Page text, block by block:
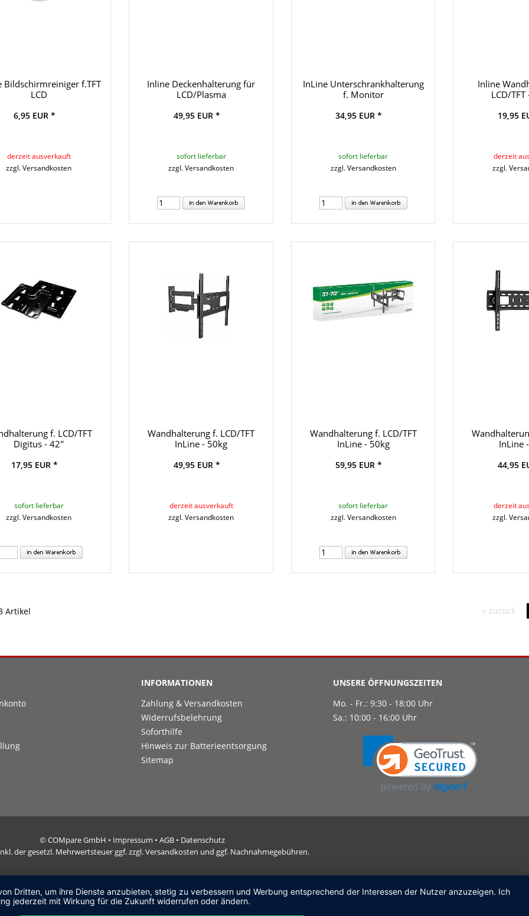
Bildschirmreiniger f.TFT
LCD
6,95 EUR *
derzeit ausverkauft
zzgl. Versandkosten
Inline Deckenhalterung für
LCD/Plasma
49,95 EUR *
sofort lieferbar
zzgl. Versandkosten
InLine Unterschrankhalterung
f. Monitor
34,95 EUR *
sofort lieferbar
zzgl. Versandkosten
Inline
LCD/
19,95
derzeit
zzgl.
f. LCD/TFT
Digitus - 42''
17,95 EUR *
sofort lieferbar
zzgl. Versandkosten
Wandhalterung f. LCD/TFT
InLine - 50kg
49,95 EUR *
derzeit ausverkauft
zzgl. Versandkosten
Wandhalterung f. LCD/TFT
InLine - 50kg
59,95 EUR *
sofort lieferbar
zzgl. Versandkosten
InLine
44,95
derzeit
zzgl.
Artikel « zurück
INFORMATIONEN
Zahlung & Versandkosten
Widerrufsbelehrung
Soforthilfe
Hinweis zur Batterieentsorgung
Sitemap
UNSERE ÖFFNUNGSZEITEN
Mo. - Fr.: 9:30 - 18:00 Uhr
Sa.: 10:00 - 16:00 Uhr
© COMpare GmbH • Impressum • AGB • Datenschutz
der gesetzl. Mehrwertsteuer ggf. zzgl. Versandkosten und ggf. Nachnahmegebühren.
Dritten, um ihre Dienste anzubieten, stetig zu verbessern und Werbung entsprechend der Interessen der Nutzer anzuzeigen. Ich
jederzeit mit Wirkung für die Zukunft widerrufen oder ändern.